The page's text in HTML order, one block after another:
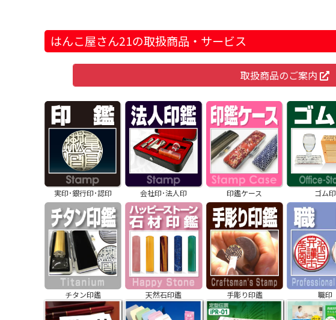
はんこ屋さん21の取扱商品・サービス
取扱商品のご案内
実印･銀行印･認印 会社印･法人印 印鑑ケース ゴム印
チタン印鑑 天然石印鑑 手彫り印鑑 職印